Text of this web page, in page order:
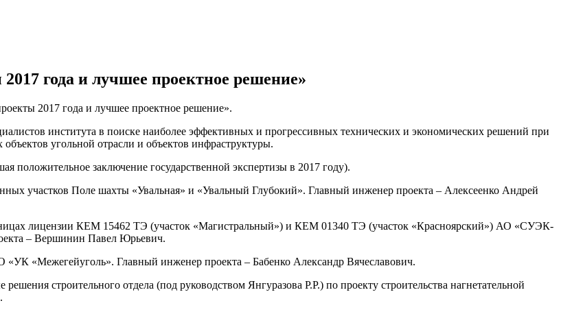
года и лучшее проектное решение»
2017 года и лучшее проектное решение».
института в поиске наиболее эффективных и прогрессивных технических и экономических решений при
угольной отрасли и объектов инфраструктуры.
положительное заключение государственной экспертизы в 2017 году).
участков Поле шахты «Увальная» и «Увальный Глубокий». Главный инженер проекта – Алексеенко Андрей
лицензии КЕМ 15462 ТЭ (участок «Магистральный») и КЕМ 01340 ТЭ (участок «Красноярский») АО «СУЭК-
– Вершинин Павел Юрьевич.
«УК «Межегейуголь». Главный инженер проекта – Бабенко Александр Вячеславович.
строительного отдела (под руководством Янгуразова Р.Р.) по проекту строительства нагнетательной